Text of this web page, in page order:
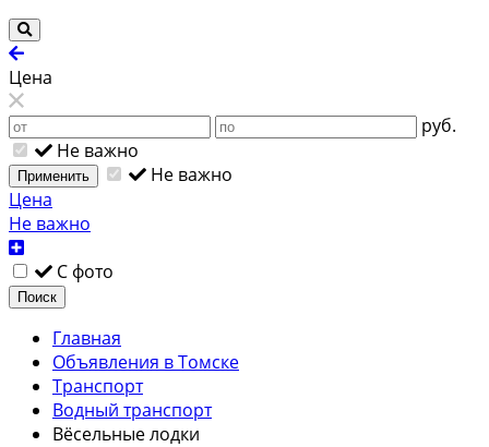
Цена
руб.
Не важно
Применить
Не важно
Цена
Не важно
С фото
Поиск
Главная
Объявления в Томске
Транспорт
Водный транспорт
Вёсельные лодки